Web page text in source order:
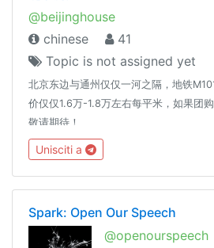
@beijinghouse
chinese
41
Topic is not assigned yet
北京东边与通州仅仅一河之隔，地铁
价仅仅1.6万-1.8万左右每平米，如果团
敬请期待！
Unisciti a
Spark: Open Our Speech
@openourspeech